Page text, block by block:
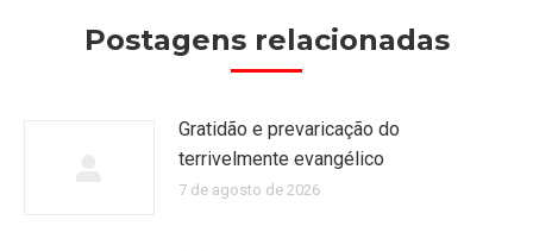
Postagens relacionadas
Gratidão e prevaricação do
terrivelmente evangélico
7 de agosto de 2026